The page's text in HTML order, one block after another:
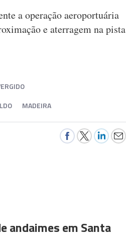
a operação aeroportuária
e aterragem na pista
MADEIRA
andaimes em Santa